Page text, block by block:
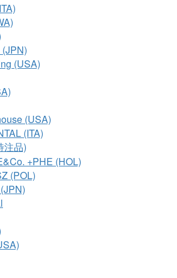
(USA)
(USA)
(ITA)
注品)
+PHE (HOL)
(POL)